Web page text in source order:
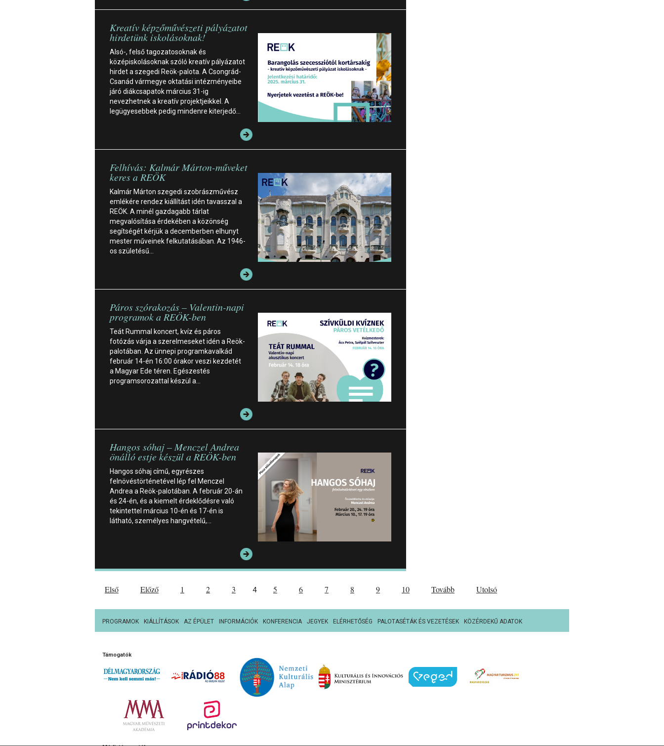
Kreatív képzőművészeti pályázatot
hirdetünk iskolásoknak!
Alsó-, felső tagozatosoknak és
középiskolásoknak szóló kreatív pályázatot
hirdet a szegedi Reök-palota. A Csongrád-
Csanád vármegye oktatási intézményeibe
járó diákcsapatok március 31-ig
nevezhetnek a kreatív projektjeikkel. A
legügyesebbek pedig mindenre kiterjedő…
Felhívás: Kalmár Márton-műveket
keres a REÖK
Kalmár Márton szegedi szobrászművész
emlékére rendez kiállítást idén tavasszal a
REÖK. A minél gazdagabb tárlat
megvalósítása érdekében a közönség
segítségét kérjük a decemberben elhunyt
mester műveinek felkutatásában. Az 1946-
os születésű…
Páros szórakozás – Valentin-napi
programok a REÖK-ben
Teát Rummal koncert, kvíz és páros
fotózás várja a szerelmeseket idén a Reök-
palotában. Az ünnepi programkavalkád
február 14-én 16:00 órakor veszi kezdetét
a Magyar Ede téren. Egészestés
programsorozattal készül a…
Hangos sóhaj – Menczel Andrea
önálló estje készül a REÖK-ben
Hangos sóhaj című, egyrészes
felnövéstörténetével lép fel Menczel
Andrea a Reök-palotában. A február 20-án
és 24-én, és a kiemelt érdeklődésre való
tekintettel március 10-én és 17-én is
látható, személyes hangvételű,…
Első Előző 1 2 3 4 5 6 7 8 9 10 Tovább Utolsó
PROGRAMOK KIÁLLÍTÁSOK AZ ÉPÜLET INFORMÁCIÓK KONFERENCIA JEGYEK ELÉRHETŐSÉG PALOTASÉTÁK ÉS VEZETÉSEK KÖZÉRDEKŰ ADATOK
Támogatók